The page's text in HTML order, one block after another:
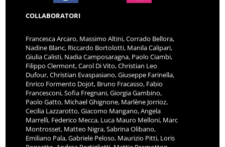
COLLABORATORI
Francesca Arcaro, Massimo Altini, Corrado Bellora,
Nadine Blanc, Riccardo Bortolotti, Manila Calipari,
Giulia Calisti, Nadia Camposaragna, Paolo Ciambi,
Filippo Clermont, Carol Di Vito, Christian Leo
Dufour, Christian Evaspasiano, Giuseppe Farinella,
Enrico Formento Dojot, Bruno Fracasso, Fabio
Francesconi, Sofia Fregnani, Giorgia Gambino,
Paolo Gatto, Michael Ghignone, Marlène Jorrioz,
Cecilia Lazzarotto, Giacomo Mangano, Angela
Marrelli, Federico Mecca, Luca Mauro Melloni, Marc
Montrosset, Matteo Nigra, Sabrina Olibano,
Emiliano Pala, Gabriele Peloso, Maurizio Pitti, Loris